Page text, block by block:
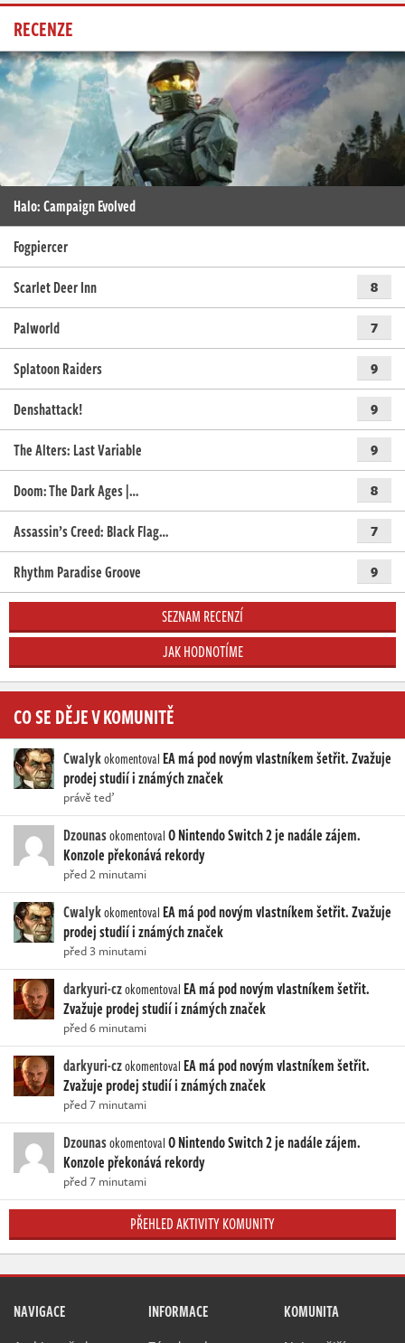
RECENZE
Halo: Campaign Evolved
Fogpiercer
Scarlet Deer Inn
8
Palworld 7
Splatoon Raiders 9
Denshattack! 9
The Alters: Last Variable 9
Doom: The Dark Ages |… 8
Assassin’s Creed: Black Flag… 7
Rhythm Paradise Groove 9
SEZNAM RECENZÍ
JAK HODNOTÍME
CO SE DĚJE V KOMUNITĚ
Cwalykokomentoval EA má pod novým vlastníkem šetřit. Zvažuje
prodej studií i známých značek
právě teď
DzounasokomentovalO Nintendo Switch 2 je nadále zájem.
Konzole překonává rekordy
před 2 minutami
Cwalykokomentoval EA má pod novým vlastníkem šetřit. Zvažuje
prodej studií i známých značek
před 3 minutami
darkyuri-czokomentoval EA má pod novým vlastníkem šetřit.
Zvažuje prodej studií i známých značek
před 6 minutami
darkyuri-czokomentoval EA má pod novým vlastníkem šetřit.
Zvažuje prodej studií i známých značek
před 7 minutami
DzounasokomentovalO Nintendo Switch 2 je nadále zájem.
Konzole překonává rekordy
před 7 minutami
PŘEHLED AKTIVITY KOMUNITY
NAVIGACE INFORMACE KOMUNITA